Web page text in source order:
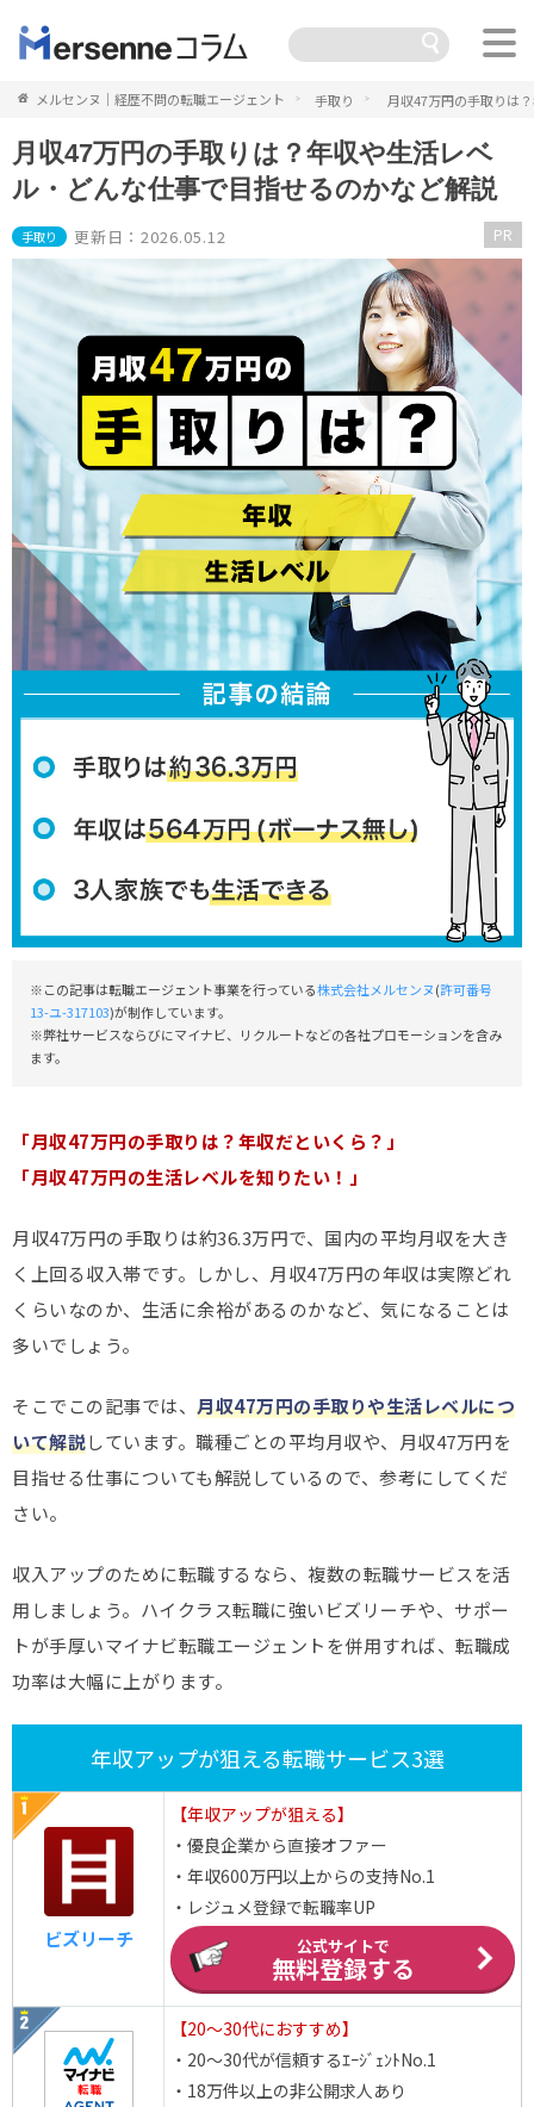
メルセンヌ｜経歴不問の転職エージェント 手取り 月収47万円の手取りは
月収47万円の手取りは？年収や生活レベ
ル・どんな仕事で目指せるのかなど解説
手取り 更新日：2026.05.12 PR
※この記事は転職エージェント事業を行っている株式会社メルセンヌ(許可番号
13-ユ-317103)が制作しています。
※弊社サービスならびにマイナビ、リクルートなどの各社プロモーションを含み
ます。
「月収47万円の手取りは？年収だといくら？」
「月収47万円の生活レベルを知りたい！」
月収47万円の手取りは約36.3万円で、国内の平均月収を大き
く上回る収入帯です。しかし、月収47万円の年収は実際どれ
くらいなのか、生活に余裕があるのかなど、気になることは
多いでしょう。
そこでこの記事では、 月収47万円の手取りや生活レベルにつ
いて解説しています。職種ごとの平均月収や、月収47万円を
目指せる仕事についても解説しているので、参考にしてくだ
さい。
収入アップのために転職するなら、複数の転職サービスを活
用しましょう。ハイクラス転職に強いビズリーチや、サポー
トが手厚いマイナビ転職エージェントを併用すれば、転職成
功率は大幅に上がります。
年収アップが狙える転職サービス3選
ビズリーチ
【年収アップが狙える】
・優良企業から直接オファー
・年収600万円以上からの支持No.1
・レジュメ登録で転職率UP
公式サイトで
無料登録する
【20～30代におすすめ】
・20～30代が信頼するｴｰｼﾞｪﾝﾄNo.1
・18万件以上の非公開求人あり